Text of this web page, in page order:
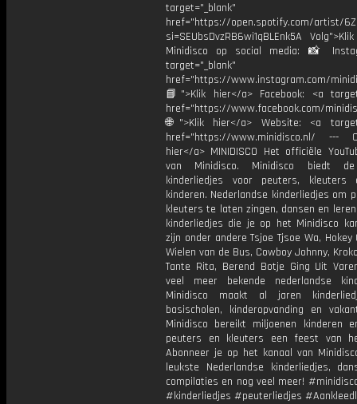
target="_blank"
href="https://open.spotify.com/artist/
si=SEUbsDvzRB6wi1qBLEnk5A
Minidisco op social media: 📸
target="_blank"
href="https://www.instagram.com/
📘">Klik hier</a> Facebook: <a
href="https://www.facebook.com/
🌐">Klik hier</a> Website: <a
href="https://www.minidisco.nl/ ---
hier</a> MINIDISCO Het officiële
van Minidisco. Minidisco biedt
kinderliedjes voor peuters, kleuters
kinderen. Nederlandse kinderliedjes om
kleuters te laten zingen, dansen en
kinderliedjes die je op het Minidisco
zijn onder andere Tsjoe Tjsoe Wa, Hokey
Wielen van de Bus, Cowboy Johnny,
Tante Rita, Berend Botje Ging Uit
veel meer bekende nederlandse
Minidisco maakt al jaren
basischolen, kinderopvanding en
Minidisco bereikt miljoenen kinderen
peuters en kleuters een feest van
Abonneer je op het kanaal van
leukste Nederlandse kinderliedjes,
compilaties en nog veel meer!
#kinderliedjes #peuterliedjes